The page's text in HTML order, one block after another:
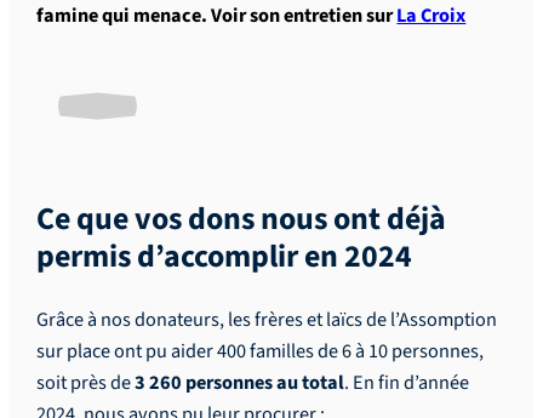
famine qui menace. Voir son entretien surLa Croix
Ce que vos dons nous ont déjà
permis d’accomplir en 2024
Grâce à nos donateurs, les frères et laïcs de l’Assomption
sur place ont pu aider 400 familles de 6 à 10 personnes,
soit près de3 260 personnes au total. En fin d’année